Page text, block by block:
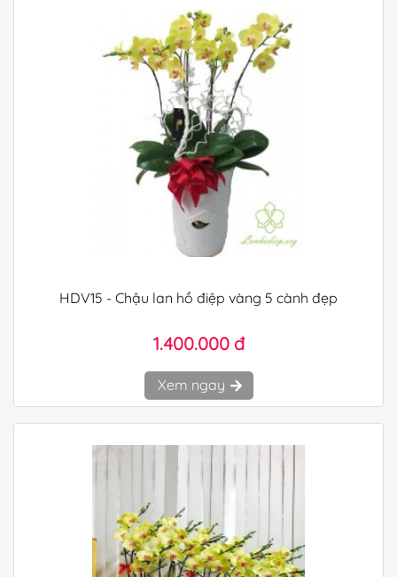
HDV15 - Chậu lan hồ điệp vàng 5 cành đẹp
1.400.000 đ
Xem ngay